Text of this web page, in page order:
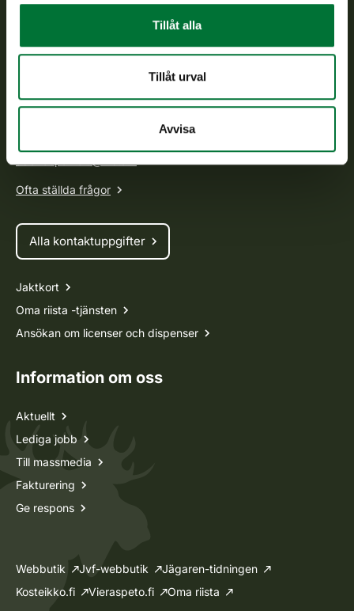
Tillåt alla
Tillåt urval
Avvisa
som föreskrivs.
Ofta ställda frågor
Alla kontaktuppgifter
Jaktkort
Oma riista -tjänsten
Ansökan om licenser och dispenser
Information om oss
Aktuellt
Lediga jobb
Till massmedia
Fakturering
Ge respons
Webbutik Jvf-webbutik
Jägaren-tidningen
Kosteikko.fi
Vieraspeto.fi Oma riista